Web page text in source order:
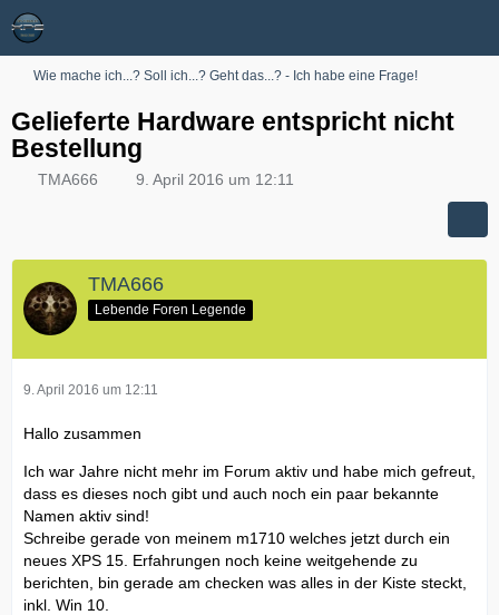
Wie mache ich...? Soll ich...? Geht das...? - Ich habe eine Frage!
Gelieferte Hardware entspricht nicht
Bestellung
TMA666 9. April 2016 um 12:11
TMA666
Lebende Foren Legende
9. April 2016 um 12:11
Hallo zusammen
Ich war Jahre nicht mehr im Forum aktiv und habe mich gefreut,
dass es dieses noch gibt und auch noch ein paar bekannte
Namen aktiv sind!
Schreibe gerade von meinem m1710 welches jetzt durch ein
neues XPS 15. Erfahrungen noch keine weitgehende zu
berichten, bin gerade am checken was alles in der Kiste steckt,
inkl. Win 10.